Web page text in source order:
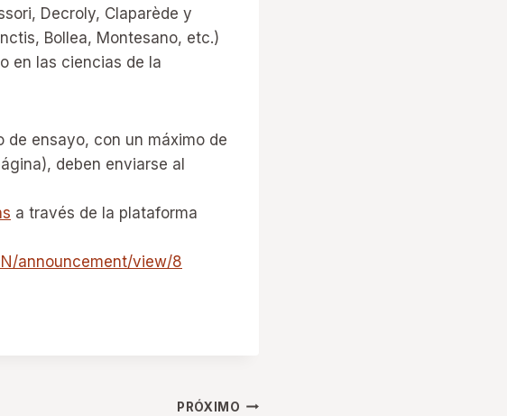
Decroly, Claparède y
Bollea, Montesano, etc.)
en las ciencias de la
ensayo, con un máximo de
deben enviarse al
a través de la plataforma
announcement/view/8
PRÓXIMO